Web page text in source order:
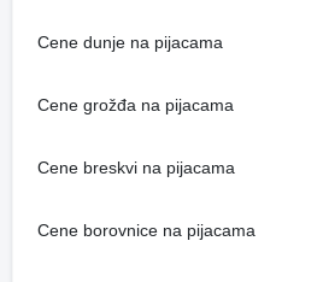
Cene dunje na pijacama
Cene grožđa na pijacama
Cene breskvi na pijacama
Cene borovnice na pijacama